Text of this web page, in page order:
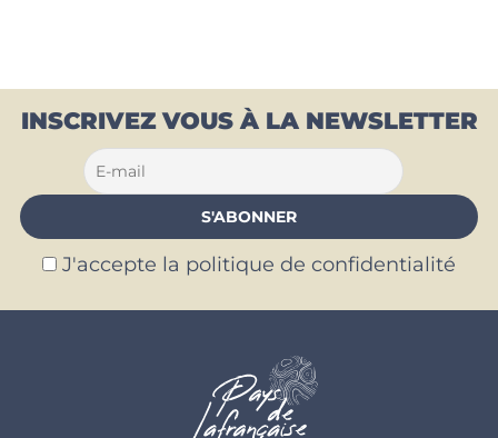
INSCRIVEZ VOUS À LA NEWSLETTER
J'accepte la politique de confidentialité